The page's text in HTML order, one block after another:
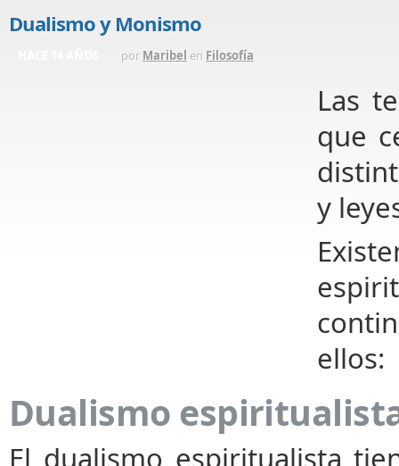
Dualismo y Monismo
por Maribel en Filosofía
Las
que
y
ellos:
Dualismo
El dualismo espiritualista